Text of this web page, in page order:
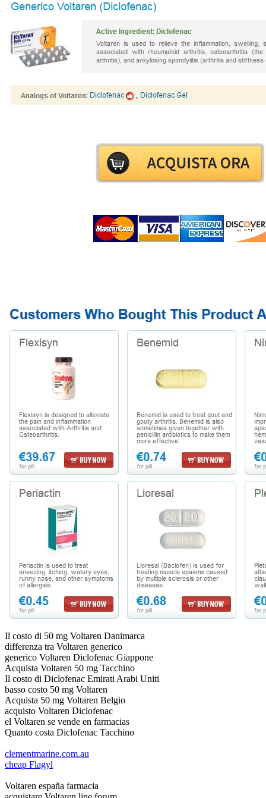
Il costo di 50 mg Voltaren Danimarca
differenza tra Voltaren generico
generico Voltaren Diclofenac Giappone
Acquista Voltaren 50 mg Tacchino
Il costo di Diclofenac Emirati Arabi Uniti
basso costo 50 mg Voltaren
Acquista 50 mg Voltaren Belgio
acquisto Voltaren Diclofenac
el Voltaren se vende en farmacias
Quanto costa Diclofenac Tacchino
clementmarine.com.au
cheap Flagyl
Voltaren españa farmacia